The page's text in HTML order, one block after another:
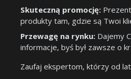
Skuteczną promocję:
produkty tam, gdzie są Twoi
Przewagę na rynku: Dajemy
informacje, byś był zawsze o
Zaufaj ekspertom, którzy od